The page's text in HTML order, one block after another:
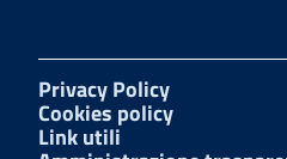
Privacy Policy
Cookies policy
Link utili